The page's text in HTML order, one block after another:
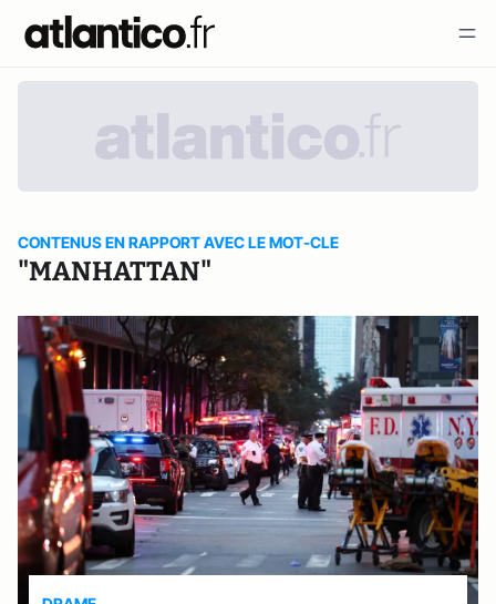
CONTENUS EN RAPPORT AVEC LE MOT-CLE
"MANHATTAN"